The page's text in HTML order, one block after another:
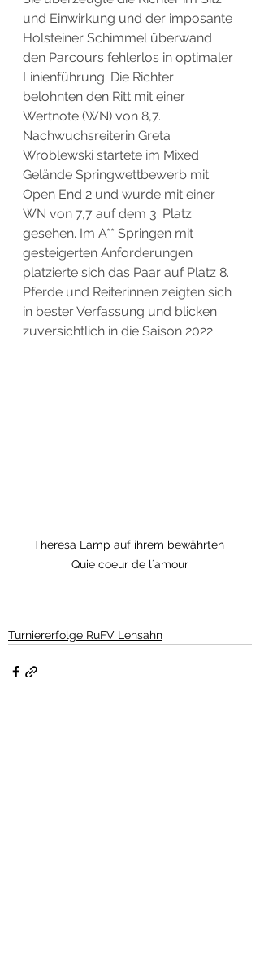
und Einwirkung und der imposante
Holsteiner Schimmel überwand
den Parcours fehlerlos in optimaler
Linienführung. Die Richter
belohnten den Ritt mit einer
Wertnote (WN) von 8,7.
Nachwuchsreiterin Greta
Wroblewski startete im Mixed
Gelände Springwettbewerb mit
Open End 2 und wurde mit einer
WN von 7,7 auf dem 3. Platz
gesehen. Im A** Springen mit
gesteigerten Anforderungen
platzierte sich das Paar auf Platz 8.
Pferde und Reiterinnen zeigten sich
in bester Verfassung und blicken
zuversichtlich in die Saison 2022.
Theresa Lamp auf ihrem bewährten
Quie coeur de l´amour
Turniererfolge RuFV Lensahn